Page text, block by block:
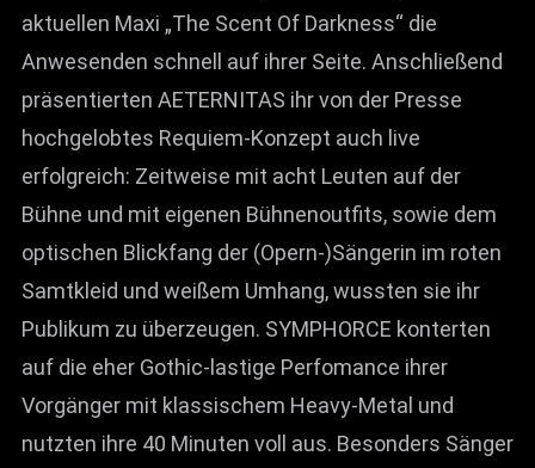
aktuellen Maxi „The Scent Of Darkness“ die
Anwesenden schnell auf ihrer Seite. Anschließend
präsentierten AETERNITAS ihr von der Presse
hochgelobtes Requiem-Konzept auch live
erfolgreich: Zeitweise mit acht Leuten auf der
Bühne und mit eigenen Bühnenoutfits, sowie dem
optischen Blickfang der (Opern-)Sängerin im roten
Samtkleid und weißem Umhang, wussten sie ihr
Publikum zu überzeugen. SYMPHORCE konterten
auf die eher Gothic-lastige Perfomance ihrer
Vorgänger mit klassischem Heavy-Metal und
nutzten ihre 40 Minuten voll aus. Besonders Sänger